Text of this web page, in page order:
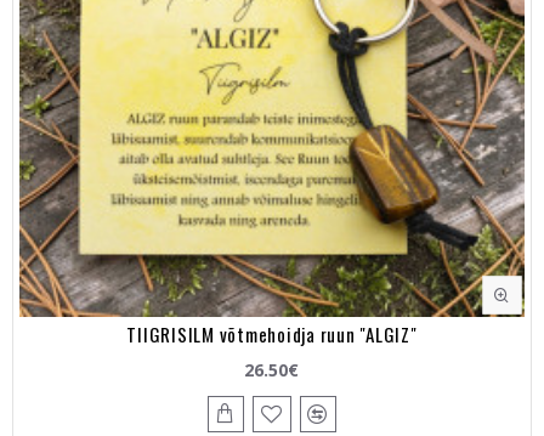
TIIGRISILM võtmehoidja ruun "ALGIZ"
26.50€